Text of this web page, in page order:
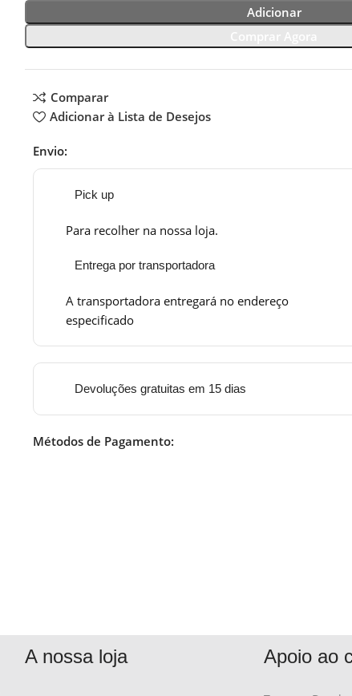
Adicionar
Comparar
Adicionar à Lista de Desejos
Envio:
Pick up
Para recolher na nossa loja.
Entrega por transportadora
A transportadora entregará no endereço
especificado
Devoluções gratuitas em 15 dias
Métodos de Pagamento:
A nossa loja Apoio ao